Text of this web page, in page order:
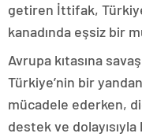
getiren İttifak,
kanadında eşsiz bir
Avrupa kıtasına
Türkiye’nin bir
mücadele ederken,
destek ve